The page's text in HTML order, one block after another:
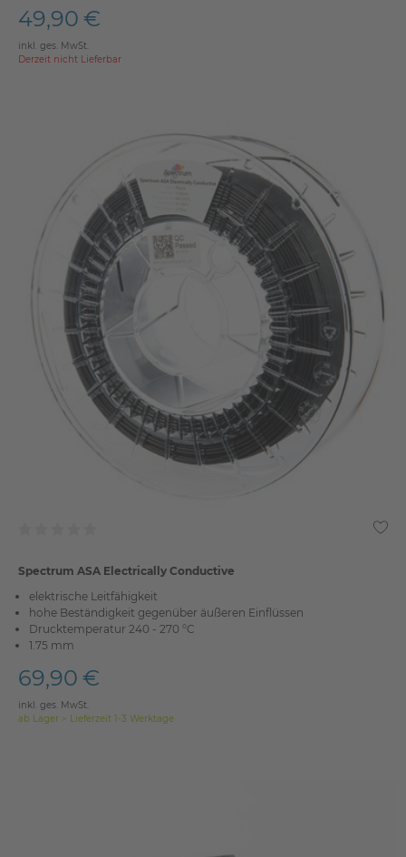
49,90 €
inkl. ges. MwSt.
Derzeit nicht Lieferbar
Spectrum ASA Electrically Conductive
elektrische Leitfähigkeit
hohe Beständigkeit gegenüber äußeren Einflüssen
Drucktemperatur 240 - 270 °C
1.75 mm
69,90 €
inkl. ges. MwSt.
ab Lager > Lieferzeit 1-3 Werktage